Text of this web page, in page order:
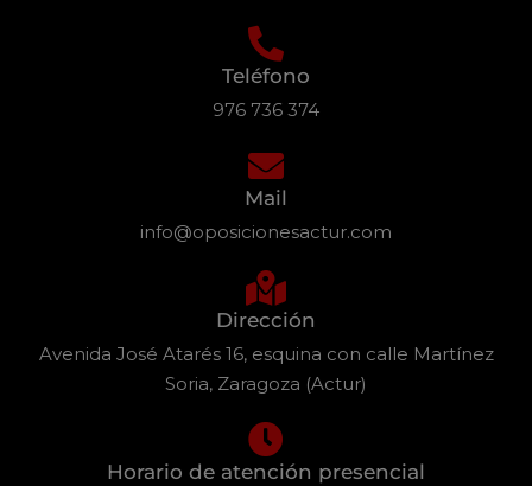
Teléfono
976 736 374
Mail
info@oposicionesactur.com
Dirección
Avenida José Atarés 16, esquina con calle Martínez
Soria, Zaragoza (Actur)
Horario de atención presencial